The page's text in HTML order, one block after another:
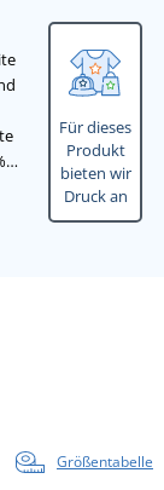
Für dieses
Produkt
bieten wir
Druck an
Größentabelle